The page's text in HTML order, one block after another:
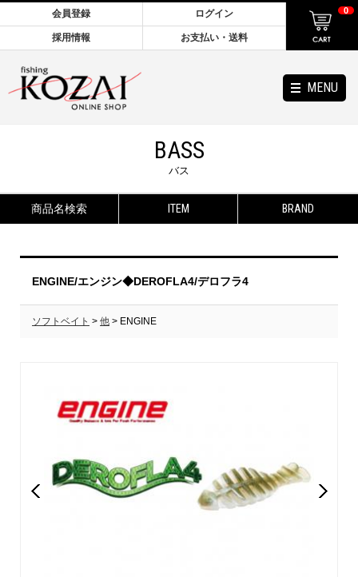
MENU
会員登録 ログイン
採用情報 お支払い・送料
0
BASS
バス
商品名検索 ITEM BRAND
ENGINE/エンジン◆DEROFLA4/デロフラ4
ソフトベイト > 他 > ENGINE